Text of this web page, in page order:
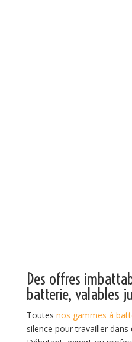
Des offres
batterie, valables
Toutes nos gammes à
silence pour travailler